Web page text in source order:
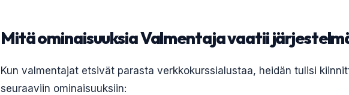
Mitä ominaisuuksia Valmentaja vaatii
Kun valmentajat etsivät parasta verkkokurssialustaa, heidän tulisi
seuraaviin ominaisuuksiin: